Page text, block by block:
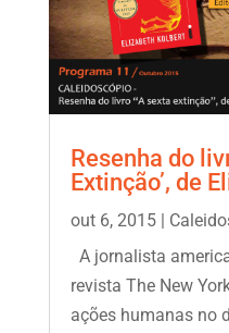
Resenha do
Extinção’, de
out 6, 2015|
A jornalista
revista The New
ações humanas no